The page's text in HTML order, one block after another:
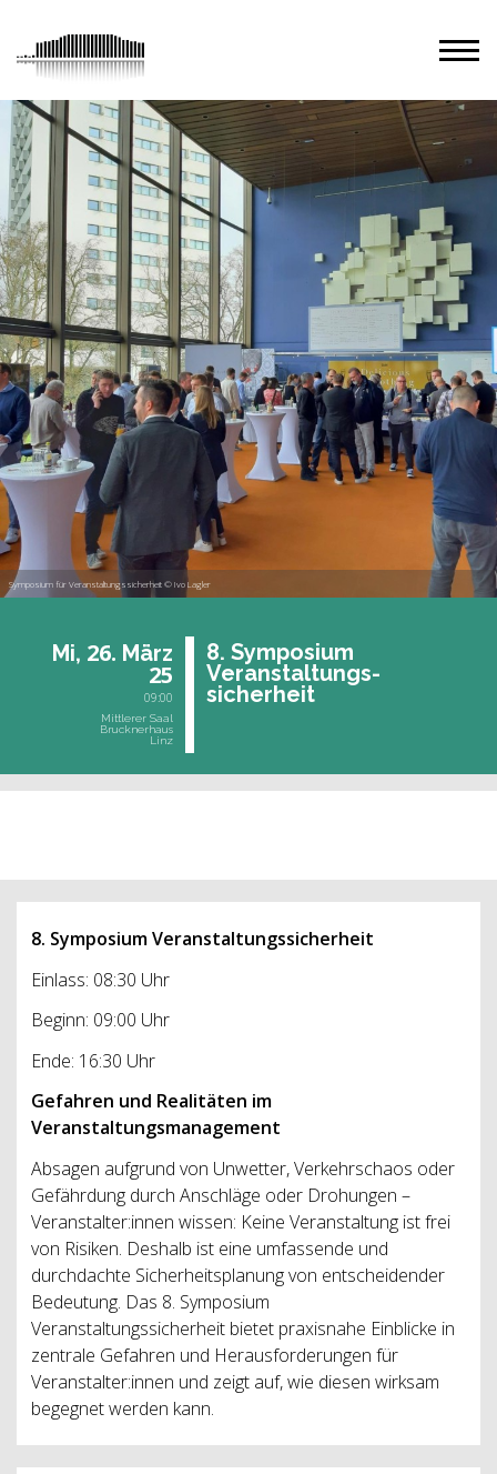
Symposium für Veranstaltungssicherheit © Ivo Lagler
Mi, 26. März
25
09:00
Mittlerer Saal
Brucknerhaus
Linz
8. Sym­po­si­um
Ver­an­stal­tungs-
si­cher­heit
8. Symposium Veranstaltungssicherheit
Einlass: 08:30 Uhr
Beginn: 09:00 Uhr
Ende: 16:30 Uhr
Gefahren und Realitäten im
Veranstaltungsmanagement
Absagen aufgrund von Unwetter, Verkehrschaos oder
Gefährdung durch Anschläge oder Drohungen –
Veranstalter:innen wissen: Keine Veranstaltung ist frei
von Risiken. Deshalb ist eine umfassende und
durchdachte Sicherheitsplanung von entscheidender
Bedeutung. Das 8. Symposium
Veranstaltungssicherheit bietet praxisnahe Einblicke in
zentrale Gefahren und Herausforderungen für
Veranstalter:innen und zeigt auf, wie diesen wirksam
begegnet werden kann.